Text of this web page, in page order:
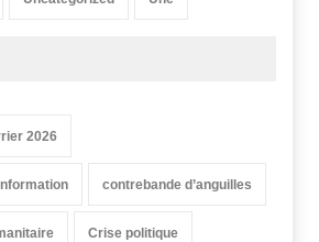
2026
contrebande d’anguilles
Crise politique